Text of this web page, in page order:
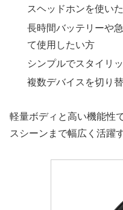
スヘッドホンを使い
長時間バッテリーや
て使用したい方
シンプルでスタイリ
複数デバイスを切り
軽量ボディと高い機能性
スシーンまで幅広く活躍